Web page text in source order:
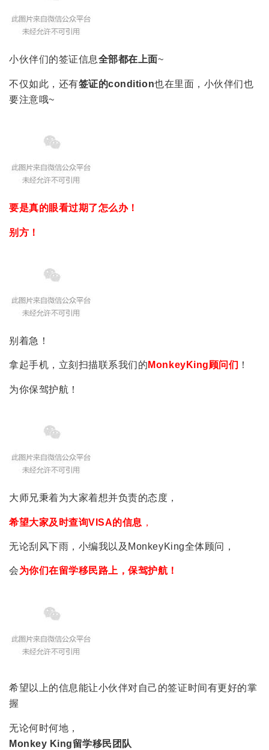
小伙伴们的签证信息全部都在上面~
不仅如此，还有签证的condition也在里面，小伙伴们也
要注意哦~
要是真的眼看过期了怎么办！
别方！
别着急！
拿起手机，立刻扫描联系我们的 MonkeyKing顾问们 ！
为你保驾护航！
大师兄秉着为大家着想并负责的态度，
希望大家及时查询VISA的信息 ，
无论刮风下雨，小编我以及MonkeyKing全体顾问，
会为你们在留学移民路上，保驾护航！
希望以上的信息能让小伙伴对自己的签证时间有更好的掌
握
无论何时何地，
Monkey King留学移民团队